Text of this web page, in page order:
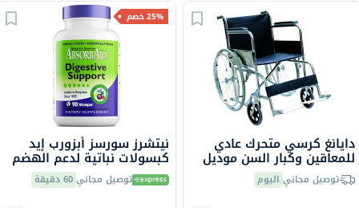
دايانغ كرسي متحرك عادي
للمعاقين وكبار السن موديل
DY01809-46
توصيل مجاني اليوم
25% خصم
نيتشرز سورسز أبزورب إيد
كبسولات نباتية لدعم الهضم
حزمة من 90 كبسولةتوصيل مجاني60 دقيقة